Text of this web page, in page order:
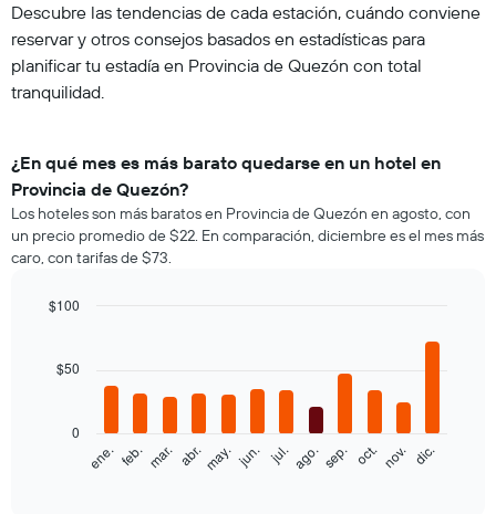
Descubre las tendencias de cada estación, cuándo conviene
reservar y otros consejos basados en estadísticas para
planificar tu estadía en Provincia de Quezón con total
tranquilidad.
¿En qué mes es más barato quedarse en un hotel en
Provincia de Quezón?
Los hoteles son más baratos en Provincia de Quezón en agosto, con
un precio promedio de $22. En comparación, diciembre es el mes más
caro, con tarifas de $73.
with
siguiente
ene. feb. mar. abr.may. jun. jul. ago. sep. oct. nov. dic.
0
$50
$100